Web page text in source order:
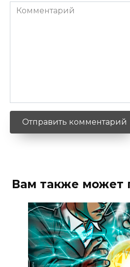
Комментарий
Вам также может